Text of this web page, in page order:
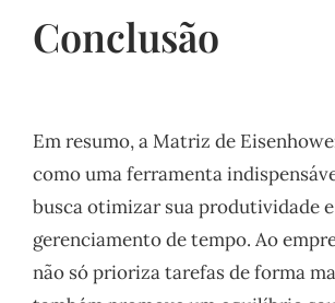
Conclusão
Em resumo, a Matriz de
como uma ferramenta
busca otimizar sua produtividade e
gerenciamento de tempo. Ao
não só prioriza tarefas de forma